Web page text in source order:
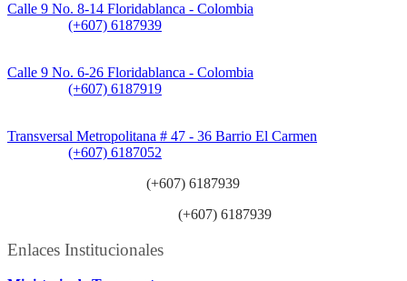
Calle 9 No. 8-14 Floridablanca - Colombia
(+607) 6187939
Calle 9 No. 6-26 Floridablanca - Colombia
(+607) 6187919
Transversal Metropolitana # 47 - 36 Barrio El Carmen
(+607) 6187052
(+607) 6187939
(+607) 6187939
Enlaces Institucionales